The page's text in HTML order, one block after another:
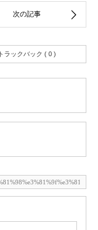
トラックバック ( 0 )